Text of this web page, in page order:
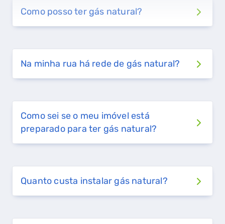
Como posso ter gás natural?
Na minha rua há rede de gás natural?
Como sei se o meu imóvel está
preparado para ter gás natural?
Quanto custa instalar gás natural?